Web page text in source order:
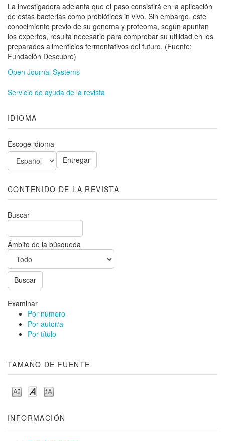
La investigadora adelanta que el paso consistirá en la aplicación
de estas bacterias como probióticos in vivo. Sin embargo, este
conocimiento previo de su genoma y proteoma, según apuntan
los expertos, resulta necesario para comprobar su utilidad en los
preparados alimenticios fermentativos del futuro. (Fuente:
Fundación Descubre)
Open Journal Systems
Servicio de ayuda de la revista
IDIOMA
Escoge idioma
CONTENIDO DE LA REVISTA
Buscar
Ámbito de la búsqueda
Examinar
Por número
Por autor/a
Por título
TAMAÑO DE FUENTE
INFORMACIÓN